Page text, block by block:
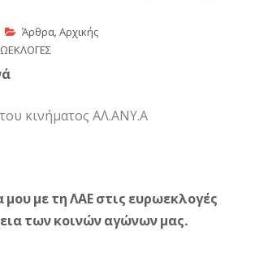
Άρθρα,Αρχικής
κινήματος ΑΛ.ΑΝΥ.Α
μου με τη ΛΑΕ στις ευρωεκλογές
των κοινών αγώνων μας.